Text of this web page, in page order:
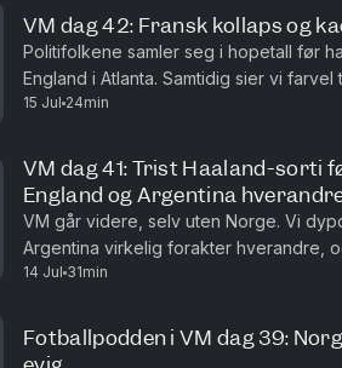
VM dag 42: Fransk kollaps og
Politifolkene samler seg i hopetall før
England i Atlanta. Samtidig sier vi
har lurt oss litt.
15 Jul 24min
VM dag 41: Trist Haaland-sorti
England og Argentina
VM går videre, selv uten Norge. Vi
Argentina virkelig forakter hverandre,
stjernen manglet på Slottsplassen?
14 Jul 31min
Fotballpodden i VM dag 39: